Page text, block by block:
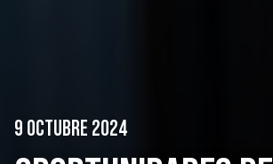
9 OCTUBRE 2024